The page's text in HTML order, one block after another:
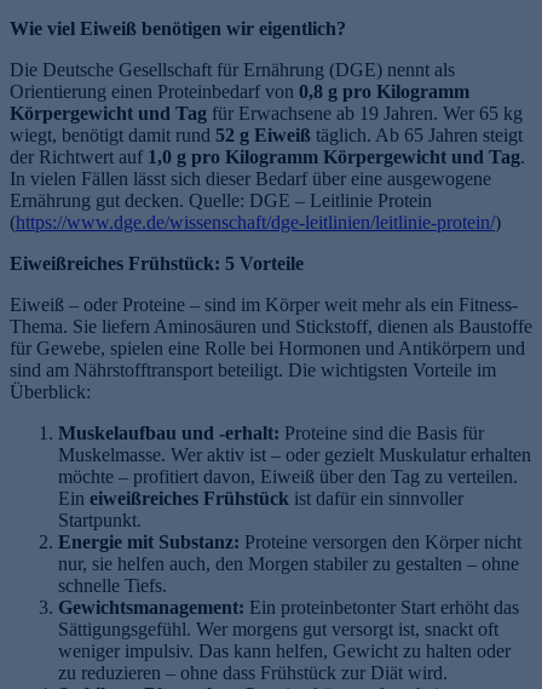
Wie viel Eiweiß benötigen wir eigentlich?
Die Deutsche Gesellschaft für Ernährung (DGE) nennt als
Orientierung einen Proteinbedarf von 0,8 g pro Kilogramm
Körpergewicht und Tag für Erwachsene ab 19 Jahren. Wer 65 kg
wiegt, benötigt damit rund 52 g Eiweiß täglich. Ab 65 Jahren steigt
der Richtwert auf 1,0 g pro Kilogramm Körpergewicht und Tag.
In vielen Fällen lässt sich dieser Bedarf über eine ausgewogene
Ernährung gut decken. Quelle: DGE – Leitlinie Protein
(https://www.dge.de/wissenschaft/dge-leitlinien/leitlinie-protein/)
Eiweißreiches Frühstück: 5 Vorteile
Eiweiß – oder Proteine – sind im Körper weit mehr als ein Fitness-
Thema. Sie liefern Aminosäuren und Stickstoff, dienen als Baustoffe
für Gewebe, spielen eine Rolle bei Hormonen und Antikörpern und
sind am Nährstofftransport beteiligt. Die wichtigsten Vorteile im
Überblick:
Muskelaufbau und -erhalt: Proteine sind die Basis für
Muskelmasse. Wer aktiv ist – oder gezielt Muskulatur erhalten
möchte – profitiert davon, Eiweiß über den Tag zu verteilen.
Ein eiweißreiches Frühstück ist dafür ein sinnvoller
Startpunkt.
Energie mit Substanz: Proteine versorgen den Körper nicht
nur, sie helfen auch, den Morgen stabiler zu gestalten – ohne
schnelle Tiefs.
Gewichtsmanagement: Ein proteinbetonter Start erhöht das
Sättigungsgefühl. Wer morgens gut versorgt ist, snackt oft
weniger impulsiv. Das kann helfen, Gewicht zu halten oder
zu reduzieren – ohne dass Frühstück zur Diät wird.